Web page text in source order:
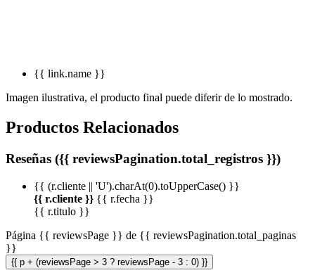
{{ link.name }}
Imagen ilustrativa, el producto final puede diferir de lo mostrado.
Productos Relacionados
Reseñas ({{ reviewsPagination.total_registros }})
{{ (r.cliente || 'U').charAt(0).toUpperCase() }}
{{ r.cliente }} {{ r.fecha }}
{{ r.titulo }}
Página {{ reviewsPage }} de {{ reviewsPagination.total_paginas
}}
{{ p + (reviewsPage > 3 ? reviewsPage - 3 : 0) }}